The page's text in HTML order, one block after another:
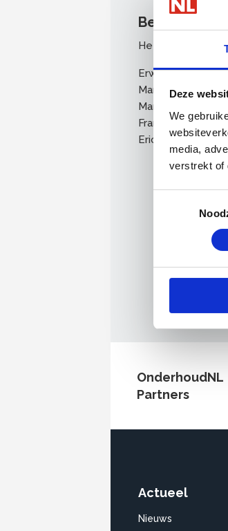
Deze
We
media,
verstrekt of
Het bestuur
Erwin Brouwer,
Marianne
Mark Hulsen,
Frans Dusol, lid
Eric van Iersel, lid
OnderhoudNL
Partners
Actueel
Nieuws